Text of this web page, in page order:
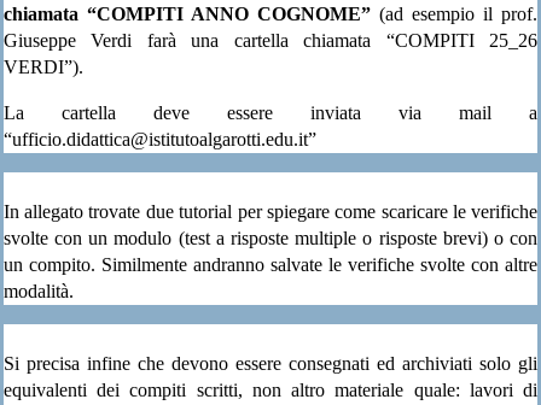
chiamata “COMPITI ANNO COGNOME”(ad esempio il prof.
Giuseppe Verdi farà una cartella chiamata “COMPITI 25_26
VERDI”).
La cartella deve essere inviata via mail a
“ufficio.didattica@istitutoalgarotti.edu.it”
In allegato trovate due tutorial per spiegare come scaricare le verifiche
svolte con un modulo (test a risposte multiple o risposte brevi) o con
un compito. Similmente andranno salvate le verifiche svolte con altre
modalità.
Si precisa infine che devono essere consegnati ed archiviati solo gli
equivalenti dei compiti scritti, non altro materiale quale: lavori di